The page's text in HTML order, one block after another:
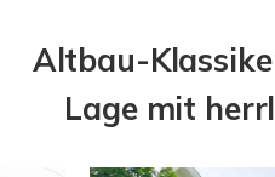
Altbau-
Lage mit